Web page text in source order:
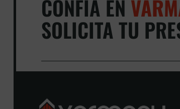
CONFÍA EN
SOLICITA TU